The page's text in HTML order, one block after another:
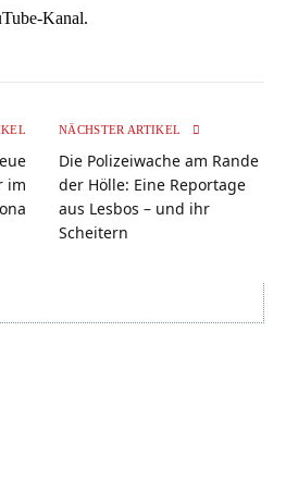
Kanal.
im
NÄCHSTER ARTIKEL
Die Polizeiwache am Rande
der Hölle: Eine Reportage
aus Lesbos – und ihr
Scheitern